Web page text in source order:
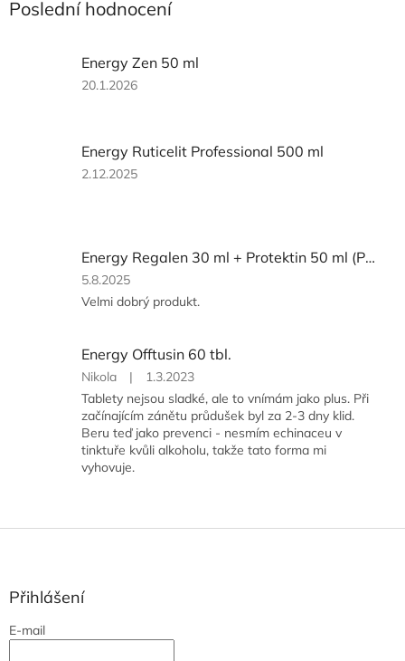
Poslední hodnocení
Energy Zen 50 ml
Hodnocení
z
5
20.1.2026
Energy Ruticelit Professional 500 ml
Hodnocení
5
hvězdiček.
2.12.2025
Energy Regalen 30 ml + Protektin 50 ml (POUZE PRO ČLENY)
Hodnocení
produktu
z
5
hvězdiček.
5.8.2025
Velmi dobrý produkt.
Energy Offtusin 60 tbl.
Hodnocení
produktu
je
5
z
5
hvězdiček.
Nikola |
1.3.2023
Tablety nejsou sladké, ale to vnímám jako plus. Při
začínajícím zánětu průdušek byl za 2-3 dny klid.
Beru teď jako prevenci - nesmím echinaceu v
tinktuře kvůli alkoholu, takže tato forma mi
vyhovuje.
Z
Přihlášení
E-mail